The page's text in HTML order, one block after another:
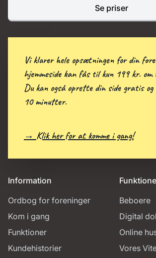
Se priser
Information
Ordbog for foreninger
Kom i gang
Funktioner
Kundehistorier
Beboere
Digital
Online
Vores
Vi klarer hele opsætningen for din
hjemmeside kan fås til kun 199 kr. om
Du kan også oprette din side gratis
10 minutter.
→ Klik her for at komme i gang!